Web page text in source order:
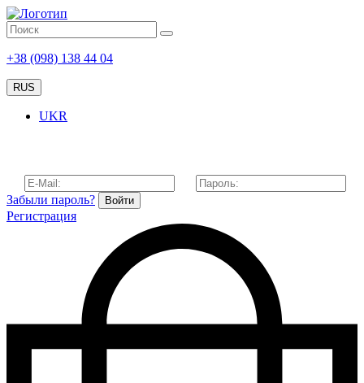
+38 (098) 138 44 04
RUS
UKR
Забыли пароль? Войти
Регистрация